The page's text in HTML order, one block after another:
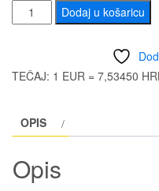
CALINE
CP77
HUNTER
količina
Dodaj u košaricu
TEČAJ: 1 EUR = 7,53450
OPIS
Opis